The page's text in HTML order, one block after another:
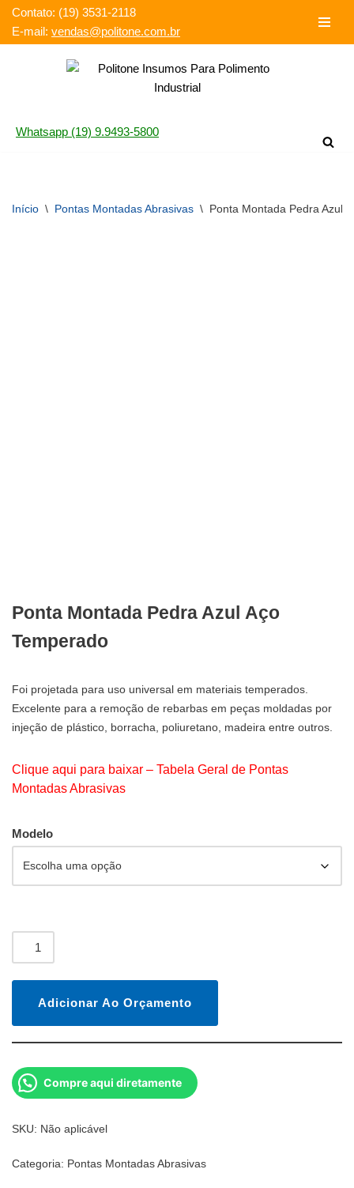
Pular
Contato: (19) 3531-2118‬
E-mail: vendas@politone.com.br
Whatsapp (19) 9.9493-5800
Início \ Pontas Montadas Abrasivas \ Ponta Montada Pedra Azul
Ponta Montada Pedra Azul Aço
Temperado
Foi projetada para uso universal em materiais temperados.
Excelente para a remoção de rebarbas em peças moldadas por
injeção de plástico, borracha, poliuretano, madeira entre outros.
Clique aqui para baixar – Tabela Geral de Pontas
Montadas Abrasivas
Modelo
Adicionar Ao Orçamento
Compre aqui diretamente
SKU: Não aplicável
Categoria: Pontas Montadas Abrasivas